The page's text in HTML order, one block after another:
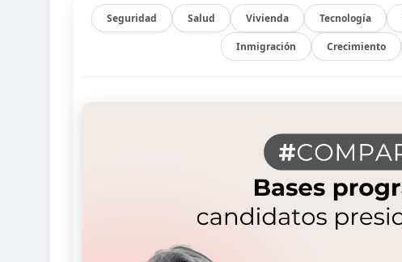
Seguridad Salud Vivienda Tecnología
Inmigración Crecimiento